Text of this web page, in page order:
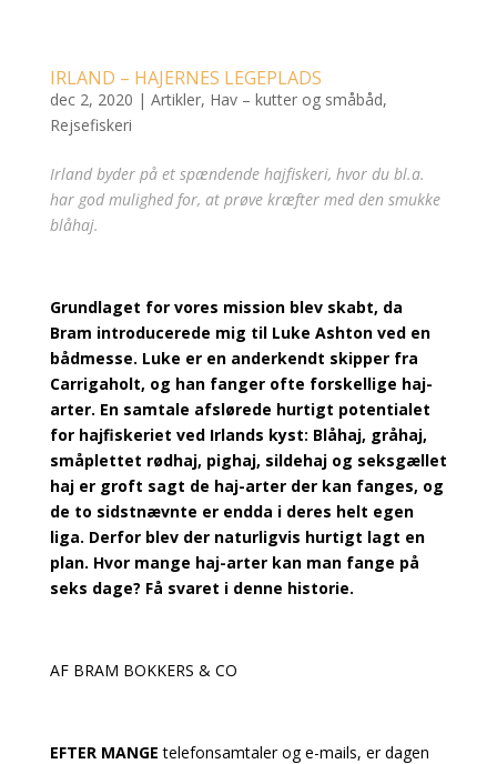
IRLAND – HAJERNES LEGEPLADS
dec 2, 2020 | Artikler, Hav – kutter og småbåd,
Rejsefiskeri
Irland byder på et spændende hajfiskeri, hvor du bl.a.
har god mulighed for, at prøve kræfter med den smukke
blåhaj.
Grundlaget for vores mission blev skabt, da
Bram introducerede mig til Luke Ashton ved en
bådmesse. Luke er en anderkendt skipper fra
Carrigaholt, og han fanger ofte forskellige haj-
arter. En samtale afslørede hurtigt potentialet
for hajfiskeriet ved Irlands kyst: Blåhaj, gråhaj,
småplettet rødhaj, pighaj, sildehaj og seksgællet
haj er groft sagt de haj-arter der kan fanges, og
de to sidstnævnte er endda i deres helt egen
liga. Derfor blev der naturligvis hurtigt lagt en
plan. Hvor mange haj-arter kan man fange på
seks dage? Få svaret i denne historie.
AF BRAM BOKKERS & CO
EFTER MANGE telefonsamtaler og e-mails, er dagen